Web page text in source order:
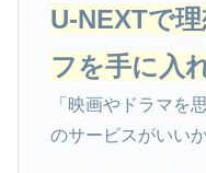
U-NEXTで
フを手に入
「映画やドラマを
のサービスがいい